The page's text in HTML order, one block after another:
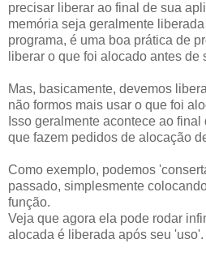
precisar liberar ao final de sua
memória seja geralmente
programa, é uma boa prática de
liberar o que foi alocado antes de
Mas, basicamente, devemos
não formos mais usar o que foi
Isso geralmente acontece ao
que fazem pedidos de alocação
Como exemplo, podemos
passado, simplesmente
função.
Veja que agora ela pode rodar
alocada é liberada após seu 'uso'.